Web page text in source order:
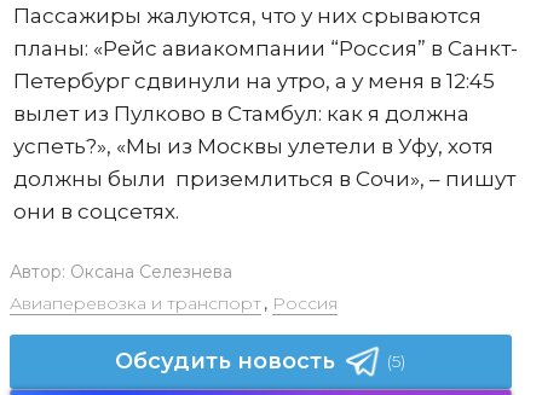
Пассажиры жалуются, что у них срываются
планы: «Рейс авиакомпании “Россия” в Санкт-
Петербург сдвинули на утро, а у меня в 12:45
вылет из Пулково в Стамбул: как я должна
успеть?», «Мы из Москвы улетели в Уфу, хотя
должны были приземлиться в Сочи», – пишут
они в соцсетях.
Автор: Оксана Селезнева
Авиаперевозка и транспорт, Россия
Обсудить новость (5)